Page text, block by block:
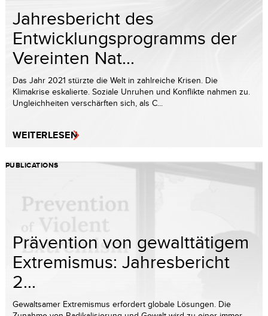
Jahresbericht des
Entwicklungsprogramms der
Vereinten Nat...
Das Jahr 2021 stürzte die Welt in zahlreiche Krisen. Die
Klimakrise eskalierte. Soziale Unruhen und Konflikte nahmen zu.
Ungleichheiten verschärften sich, als C...
WEITERLESEN
PUBLICATIONS
Prävention von gewalttätigem
Extremismus: Jahresbericht
2...
Gewaltsamer Extremismus erfordert globale Lösungen. Die